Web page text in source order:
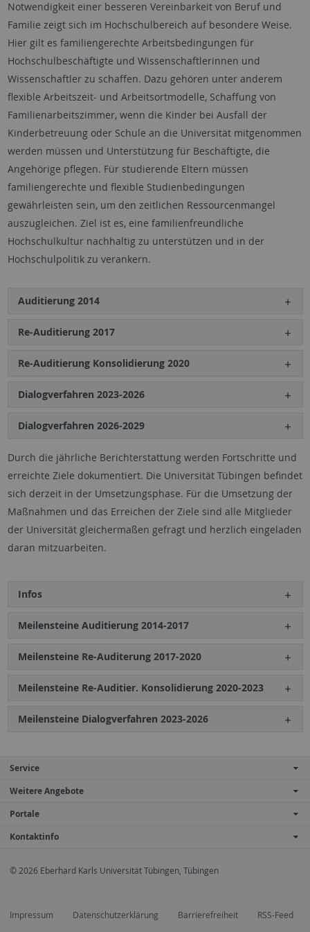
Notwendigkeit einer besseren Vereinbarkeit von Beruf und
Familie zeigt sich im Hochschulbereich auf besondere Weise.
Hier gilt es familiengerechte Arbeitsbedingungen für
Hochschulbeschäftigte und Wissenschaftlerinnen und
Wissenschaftler zu schaffen. Dazu gehören unter anderem
flexible Arbeitszeit- und Arbeitsortmodelle, Schaffung von
Familienarbeitszimmer, wenn die Kinder bei Ausfall der
Kinderbetreuung oder Schule an die Universität mitgenommen
werden müssen und Unterstützung für Beschäftigte, die
Angehörige pflegen. Für studierende Eltern müssen
familiengerechte und flexible Studienbedingungen
gewährleisten sein, um den zeitlichen Ressourcenmangel
auszugleichen. Ziel ist es, eine familienfreundliche
Hochschulkultur nachhaltig zu unterstützen und in der
Hochschulpolitik zu verankern.
Auditierung 2014
Re-Auditierung 2017
Re-Auditierung Konsolidierung 2020
Dialogverfahren 2023-2026
Dialogverfahren 2026-2029
Durch die jährliche Berichterstattung werden Fortschritte und
erreichte Ziele dokumentiert. Die Universität Tübingen befindet
sich derzeit in der Umsetzungsphase. Für die Umsetzung der
Maßnahmen und das Erreichen der Ziele sind alle Mitglieder
der Universität gleichermaßen gefragt und herzlich eingeladen
daran mitzuarbeiten.
Infos
Meilensteine Auditierung 2014-2017
Meilensteine Re-Auditerung 2017-2020
Meilensteine Re-Auditier. Konsolidierung 2020-2023
Meilensteine Dialogverfahren 2023-2026
Service
Weitere Angebote
Portale
Kontaktinfo
© 2026 Eberhard Karls Universität Tübingen, Tübingen
Impressum Datenschutzerklärung Barrierefreiheit RSS-Feed